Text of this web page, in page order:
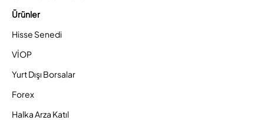
Ürünler
Hisse Senedi
VİOP
Yurt Dışı Borsalar
Forex
Halka Arza Katıl